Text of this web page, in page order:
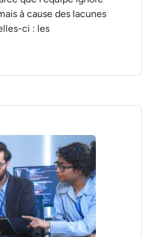
à cause des lacunes
ci : les